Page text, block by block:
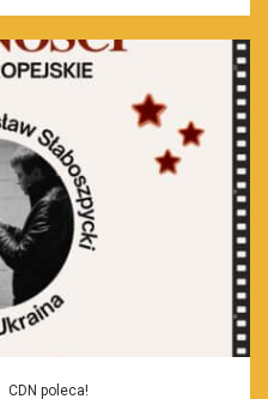
CDN poleca!